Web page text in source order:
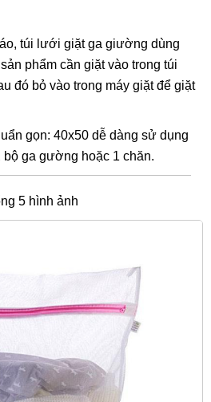
túi lưới giặt ga giường dùng
phẩm cần giặt vào trong túi
đó bỏ vào trong máy giặt để giặt
gọn: 40x50 dễ dàng sử dụng
ga gường hoặc 1 chăn.
5 hình ảnh